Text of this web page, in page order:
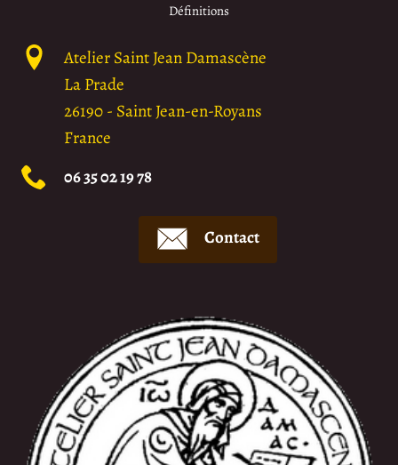
Définitions
Atelier Saint Jean Damascène
La Prade
26190- Saint Jean-en-Royans
France
06 35 02 19 78
Contact